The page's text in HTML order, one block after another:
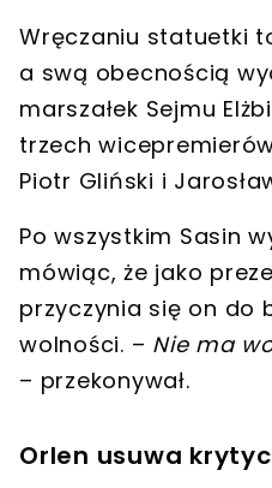
Wręczaniu statuetki
a swą obecnością
marszałek Sejmu
trzech
Piotr Gliński i
Po wszystkim Sasin
mówiąc, że jako
przyczynia się on do
wolności. – Nie ma
– przekonywał.
Orlen usuwa